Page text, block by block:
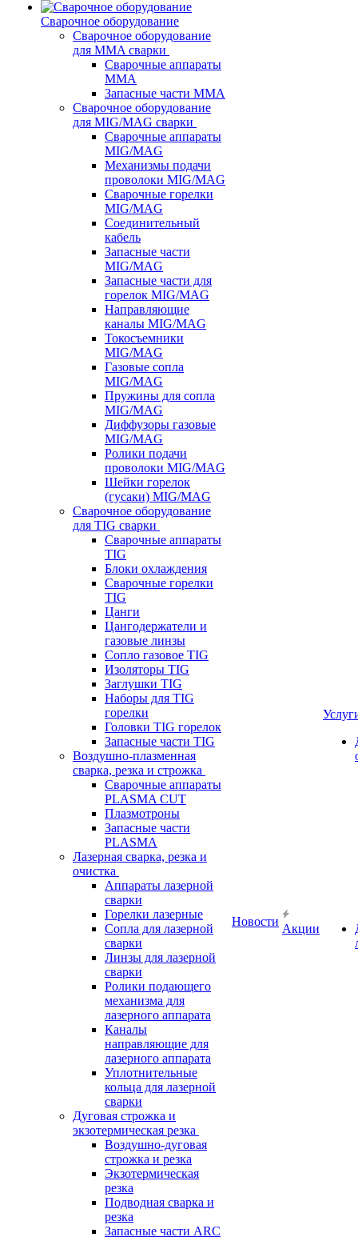
Сварочное оборудование
Сварочное оборудование
для MMA сварки
Сварочные аппараты
MMA
Запасные части MMA
Сварочное оборудование
для MIG/MAG сварки
Сварочные аппараты
MIG/MAG
Механизмы подачи
проволоки MIG/MAG
Сварочные горелки
MIG/MAG
Соединительный
кабель
Запасные части
MIG/MAG
Запасные части для
горелок MIG/MAG
Направляющие
каналы MIG/MAG
Токосъемники
MIG/MAG
Газовые сопла
MIG/MAG
Пружины для сопла
MIG/MAG
Диффузоры газовые
MIG/MAG
Ролики подачи
проволоки MIG/MAG
Шейки горелок
(гусаки) MIG/MAG
Сварочное оборудование
для TIG сварки
Сварочные аппараты
TIG
Блоки охлаждения
Сварочные горелки
TIG
Цанги
Цангодержатели и
газовые линзы
Сопло газовое TIG
Изоляторы TIG
Заглушки TIG
Наборы для TIG
горелки
Головки TIG горелок
Запасные части TIG
Воздушно-плазменная
сварка, резка и строжка
Сварочные аппараты
PLASMA CUT
Плазмотроны
Запасные части
PLASMA
Лазерная сварка, резка и
очистка
Аппараты лазерной
сварки
Горелки лазерные
Сопла для лазерной
сварки
Линзы для лазерной
сварки
Ролики подающего
механизма для
лазерного аппарата
Каналы
направляющие для
лазерного аппарата
Уплотнительные
кольца для лазерной
сварки
Дуговая строжка и
экзотермическая резка
Воздушно-дуговая
строжка и резка
Экзотермическая
резка
Подводная сварка и
резка
Запасные части ARC
Новости
Акции